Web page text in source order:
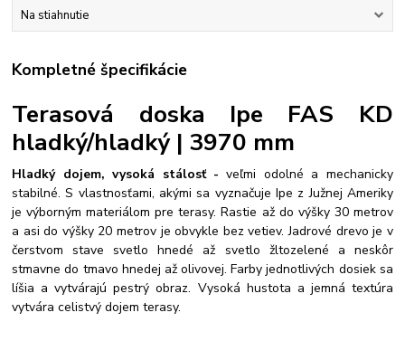
Na stiahnutie
Kompletné špecifikácie
Terasová doska Ipe FAS KD
hladký/hladký | 3970 mm
Hladký dojem, vysoká stálosť -veľmi odolné a mechanicky
stabilné. S vlastnosťami, akými sa vyznačuje Ipe z Južnej Ameriky
je výborným materiálom pre terasy. Rastie až do výšky 30 metrov
a asi do výšky 20 metrov je obvykle bez vetiev. Jadrové drevo je v
čerstvom stave svetlo hnedé až svetlo žltozelené a neskôr
stmavne do tmavo hnedej až olivovej. Farby jednotlivých dosiek sa
líšia a vytvárajú pestrý obraz. Vysoká hustota a jemná textúra
vytvára celistvý dojem terasy.